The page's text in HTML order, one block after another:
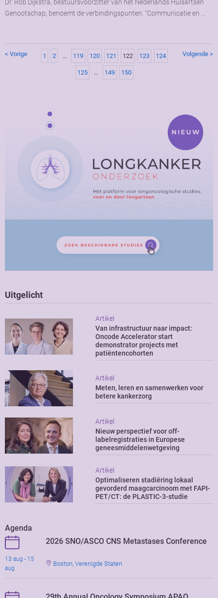
Dr. Rob Dijkstra, bestuursvoorzitter van het Nederlands Huisartsen
Genootschap, benoemt de verbindingspunten. “Communicatie en …
< Vorige 1 2 … 119 120 121 122 123 124
125 … 149 150
Volgende >
Uitgelicht
Artikel
Van infrastructuur naar impact:
Oncode Accelerator start
demonstrator projects met
patiëntencohorten
Artikel
Meten, leren en samenwerken voor
betere kankerzorg
Artikel
Nieuw perspectief voor off-
labelregistraties in Europese
geneesmiddelenwetgeving
Artikel
Optimaliseren stadiëring lokaal
gevorderd maagcarcinoom met FAPI-
PET/CT: de PLASTIC-3-studie
Agenda
2026 SNO/ASCO CNS Metastases Conference
13 aug - 15
aug
Boston, Verenigde Staten